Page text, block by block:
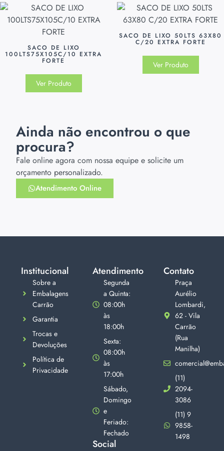
SACO DE LIXO
100LTS75X105C/10 EXTRA
FORTE
Ver Produto
SACO DE LIXO 50LTS 63X80
C/20 EXTRA FORTE
Ver Produto
Ainda não encontrou o que
procura?
Fale online agora com nossa equipe e solicite um
orçamento personalizado.
Atendimento Online
Institucional
Sobre a
Embalagens
Carrão
Garantia
Trocas e
Devoluções
Política de
Privacidade
Atendimento
Segunda
a Quinta:
08:00h
às
18:00h
Sexta:
08:00h
às
17:00h
Sábado,
Domingo
e
Feriado:
Fechado
Social
Contato
Praça
Aurélio
Lombardi,
62 - Vila
Carrão
(Rua
Manilha)
(11)
2094-
3086
(11) 9
9858-
1498